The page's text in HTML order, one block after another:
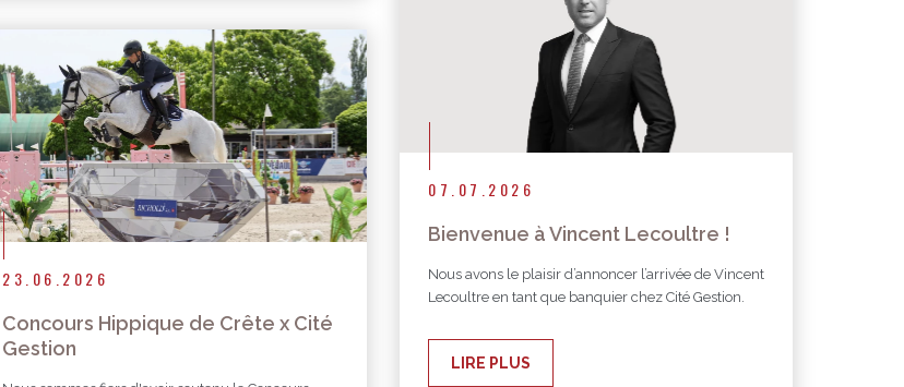
07.07.2026
Bienvenue à Vincent Lecoultre !
Nous avons le plaisir d’annoncer l’arrivée de Vincent
Lecoultre en tant que banquier chez Cité Gestion.
LIRE PLUS
23.06.2026
Concours Hippique de Crête x Cité
Gestion